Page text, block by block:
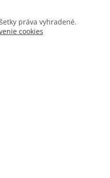
práva vyhradené.
cookies